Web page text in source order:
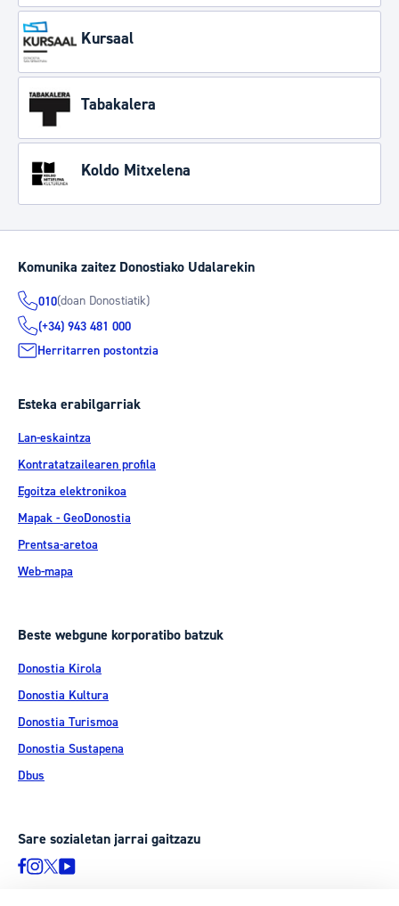
Kursaal
Tabakalera
Koldo Mitxelena
Komunika zaitez Donostiako Udalarekin
010(doan Donostiatik)
(+34) 943 481 000
Herritarren postontzia
Esteka erabilgarriak
Lan-eskaintza
Kontratatzailearen profila
Egoitza elektronikoa
Mapak - GeoDonostia
Prentsa-aretoa
Web-mapa
Beste webgune korporatibo batzuk
Donostia Kirola
Donostia Kultura
Donostia Turismoa
Donostia Sustapena
Dbus
Sare sozialetan jarrai gaitzazu